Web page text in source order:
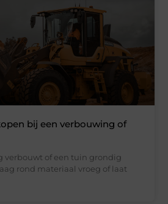
bij een verbouwing of
verbouwt of een tuin grondig
rond materiaal vroeg of laat